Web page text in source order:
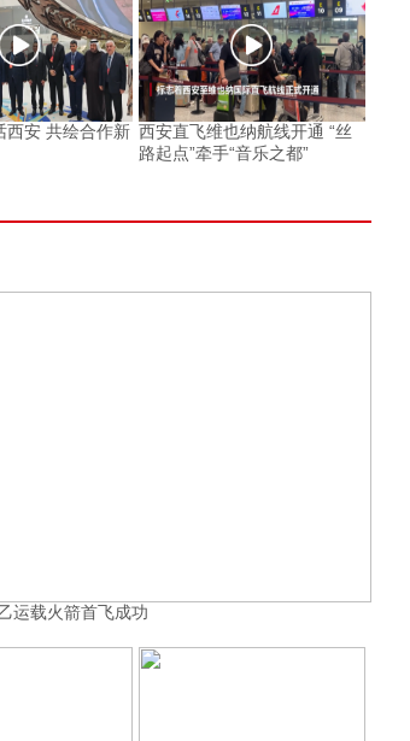
西安 共绘合作新 西安直飞维也纳航线开通 “丝
路起点”牵手“音乐之都”
运载火箭首飞成功